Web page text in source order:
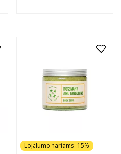
Lojalumo nariams -15%